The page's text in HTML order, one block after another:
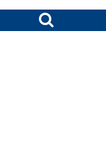
Search for: